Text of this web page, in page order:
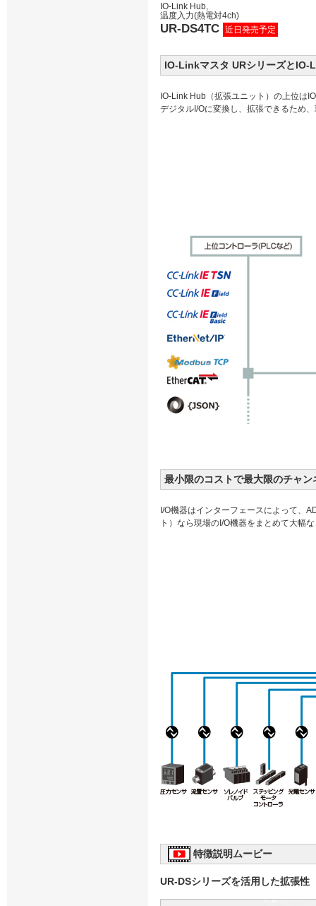
IO-Link Hub,
温度入力(熱電対4ch)
UR-DS4TC 近日発売予定
IO-Linkマスタ URシリーズとIO-
IO-Link Hub（拡張ユニット）の上位は
デジタルI/Oに変換し、拡張できるため
最小限のコストで最大限のチャン
I/O機器はインターフェースによって、
ト）なら現場のI/O機器をまとめて大幅
特徴説明ムービー
UR-DSシリーズを活用した拡張性